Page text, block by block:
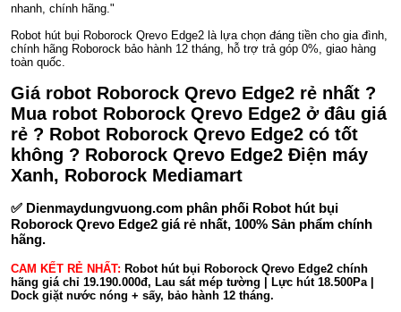
nhanh, chính hãng."
Robot hút bụi Roborock Qrevo Edge2 là lựa chọn đáng tiền cho gia đình,
chính hãng Roborock bảo hành 12 tháng, hỗ trợ trả góp 0%, giao hàng
toàn quốc.
Giá robot Roborock Qrevo Edge2 rẻ nhất ?
Mua robot Roborock Qrevo Edge2 ở đâu giá
rẻ ? Robot Roborock Qrevo Edge2 có tốt
không ? Roborock Qrevo Edge2 Điện máy
Xanh, Roborock Mediamart
✅ Dienmaydungvuong.com phân phối Robot hút bụi
Roborock Qrevo Edge2 giá rẻ nhất, 100% Sản phẩm chính
hãng.
CAM KẾT RẺ NHẤT: Robot hút bụi Roborock Qrevo Edge2 chính
hãng giá chỉ 19.190.000đ, Lau sát mép tường | Lực hút 18.500Pa |
Dock giặt nước nóng + sấy, bảo hành 12 tháng.